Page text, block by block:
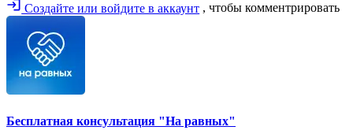
Создайте или войдите в аккаунт , чтобы комментрировать
Бесплатная консультация "На равных"